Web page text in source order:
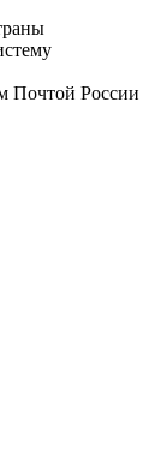
Почтой России